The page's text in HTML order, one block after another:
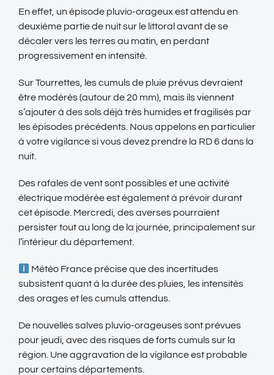
En effet, un épisode pluvio-orageux est attendu en
deuxième partie de nuit sur le littoral avant de se
décaler vers les terres au matin, en perdant
progressivement en intensité.
Sur Tourrettes, les cumuls de pluie prévus devraient
être modérés (autour de 20 mm), mais ils viennent
s’ajouter à des sols déjà très humides et fragilisés par
les épisodes précédents. Nous appelons en particulier
à votre vigilance si vous devez prendre la RD 6 dans la
nuit.
Des rafales de vent sont possibles et une activité
électrique modérée est également à prévoir durant
cet épisode. Mercredi, des averses pourraient
persister tout au long de la journée, principalement sur
l’intérieur du département.
Météo France précise que des incertitudes
subsistent quant à la durée des pluies, les intensités
des orages et les cumuls attendus.
De nouvelles salves pluvio-orageuses sont prévues
pour jeudi, avec des risques de forts cumuls sur la
région. Une aggravation de la vigilance est probable
pour certains départements.